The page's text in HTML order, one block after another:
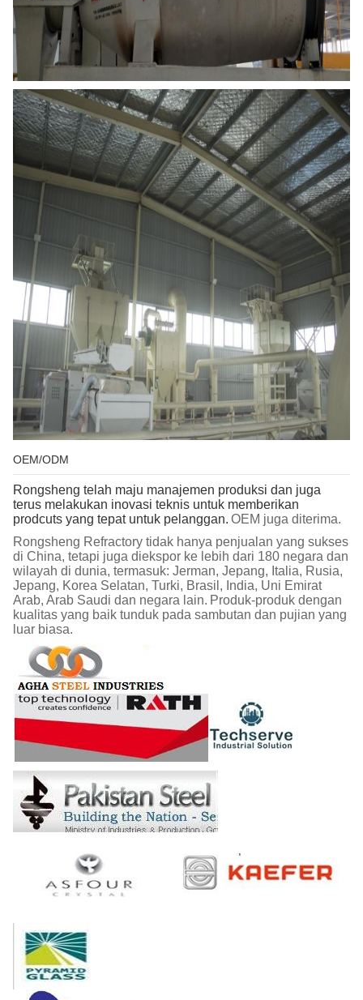
OEM/ODM
Rongsheng telah maju manajemen produksi dan juga
terus melakukan inovasi teknis untuk memberikan
prodcuts yang tepat untuk pelanggan. OEM juga diterima.
Rongsheng Refractory tidak hanya penjualan yang sukses
di China, tetapi juga diekspor ke lebih dari 180 negara dan
wilayah di dunia, termasuk: Jerman, Jepang, Italia, Rusia,
Jepang, Korea Selatan, Turki, Brasil, India, Uni Emirat
Arab, Arab Saudi dan negara lain. Produk-produk dengan
kualitas yang baik tunduk pada sambutan dan pujian yang
luar biasa.